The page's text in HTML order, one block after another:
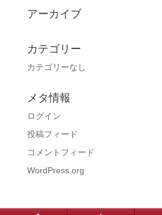
アーカイブ
カテゴリー
カテゴリーなし
メタ情報
ログイン
投稿フィード
コメントフィード
WordPress.org